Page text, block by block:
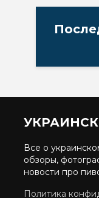
Все о
обзоры,
новости про
Политика